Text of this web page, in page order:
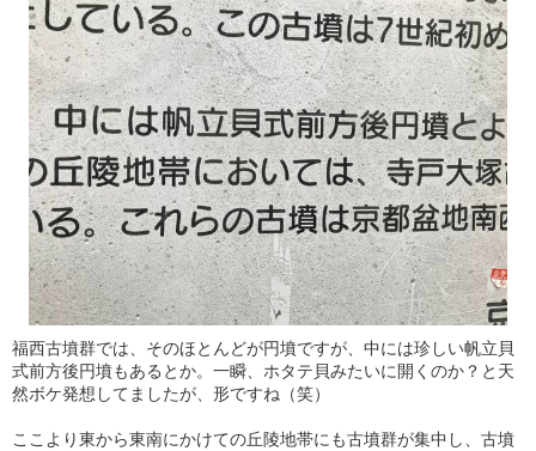
福西古墳群では、そのほとんどが円墳ですが、中には珍しい帆立貝
式前方後円墳もあるとか。一瞬、ホタテ貝みたいに開くのか？と天
然ボケ発想してましたが、形ですね（笑）
ここより東から東南にかけての丘陵地帯にも古墳群が集中し、古墳